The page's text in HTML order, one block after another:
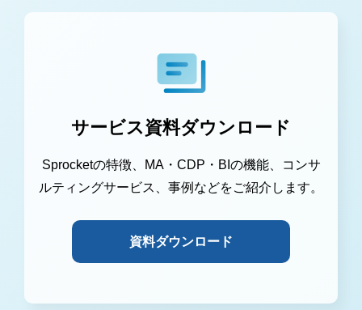
サービス資料ダウンロード
Sprocketの特徴、MA・CDP・BIの機能、コンサ
ルティングサービス、事例などをご紹介します。
資料ダウンロード